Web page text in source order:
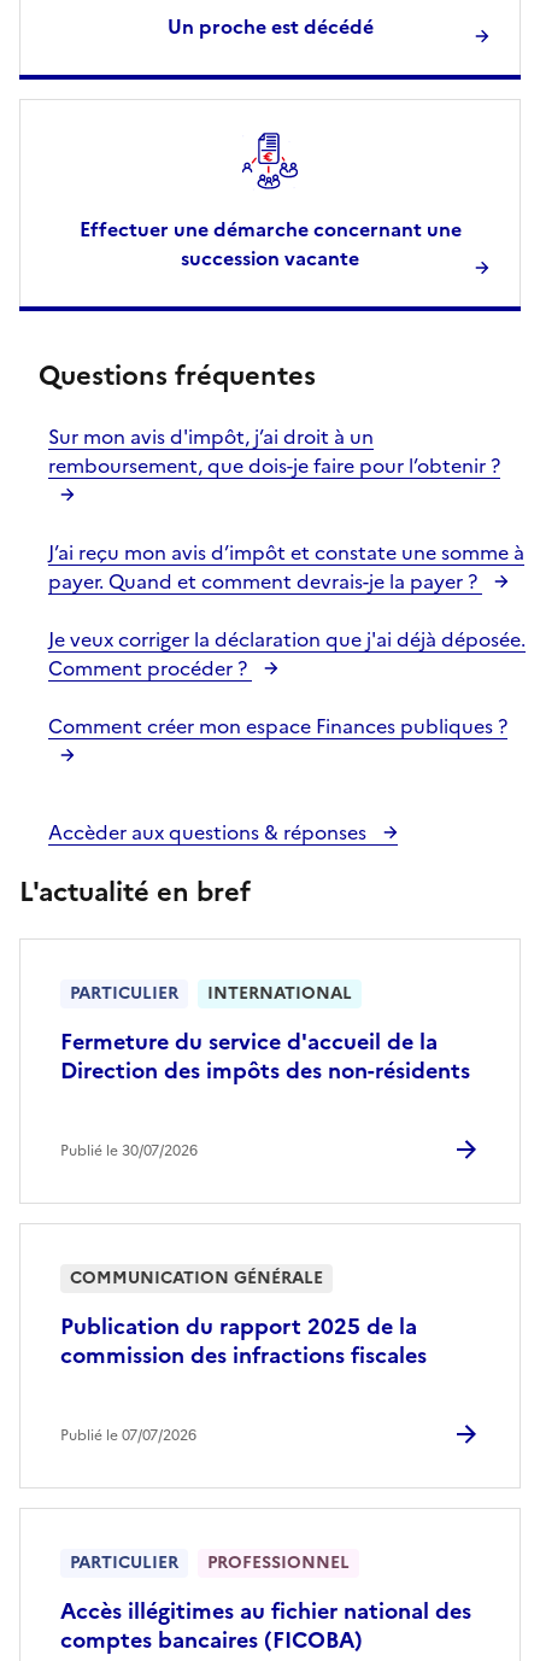
Un proche est décédé
Effectuer une démarche concernant une
succession vacante
Questions fréquentes
Sur mon avis d'impôt, j’ai droit à un
remboursement, que dois-je faire pour l’obtenir ?
J’ai reçu mon avis d’impôt et constate une somme à
payer. Quand et comment devrais-je la payer ?
Je veux corriger la déclaration que j'ai déjà déposée.
Comment procéder ?
Comment créer mon espace Finances publiques ?
Accèder aux questions & réponses
L'actualité en bref
Fermeture du service d'accueil de la
Direction des impôts des non-résidents
PARTICULIER INTERNATIONAL
Publié le 30/07/2026
Publication du rapport 2025 de la
commission des infractions fiscales
COMMUNICATION GÉNÉRALE
Publié le 07/07/2026
Accès illégitimes au fichier national des
comptes bancaires (FICOBA)
PARTICULIER PROFESSIONNEL